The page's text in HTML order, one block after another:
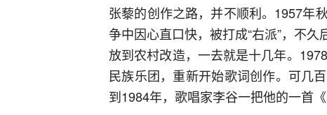
张藜的创作之路，并不顺利。1957年
争中因心直口快，被打成“右派”，不
放到农村改造，一去就是十几年。
民族乐团，重新开始歌词创作。可几
到1984年，歌唱家李谷一把他的一首